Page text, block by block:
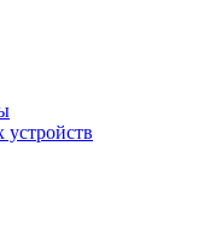
устройств